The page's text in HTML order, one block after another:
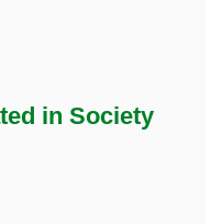
in Society